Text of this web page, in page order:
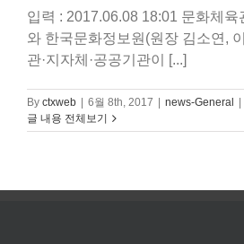
입력 : 2017.06.08 18:01 문화체
와 한국문화정보원(원장 김소연,
관·지자체·공공기관이 [...]
By ctxweb 6월 8th, 2017 news-General
글 내용 전체보기